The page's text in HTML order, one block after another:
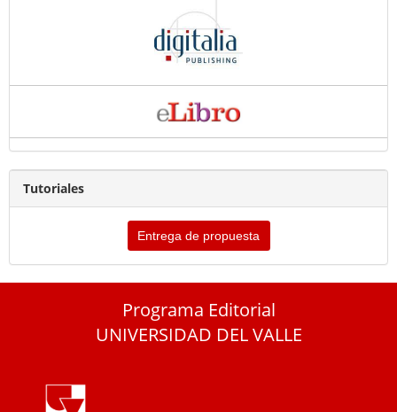
Tutoriales
Entrega de propuesta
Programa Editorial
UNIVERSIDAD DEL VALLE